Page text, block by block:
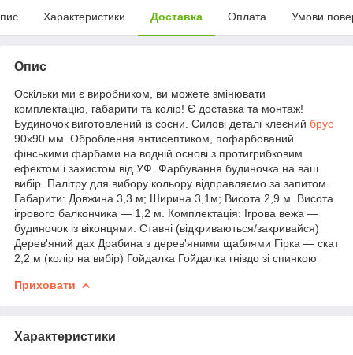
Характеристики Доставка Оплата Умови
Опис
Оскільки ми є виробником, ви можете змінювати
комплектацію, габарити та колір! Є доставка та монтаж!
Будиночок виготовлений із сосни. Силові деталі клеєний брус
90х90 мм. Оброблення антисептиком, пофарбований
фінськими фарбами на водній основі з протигрибковим
ефектом і захистом від УФ. Фарбування будиночка на ваш
вибір. Палітру для вибору кольору відправляємо за запитом.
Габарити: Довжина 3,3 м; Ширина 3,1м; Висота 2,9 м. Висота
ігрового балкончика — 1,2 м. Комплектація: Ігрова вежа —
будиночок із віконцями. Ставні (відкриваються/закривайся)
Дерев'яний дах Драбина з дерев'яними щаблями Гірка — скат
2,2 м (колір на вибір) Гойдалка Гойдалка гніздо зі спинкою
Приховати
Характеристики